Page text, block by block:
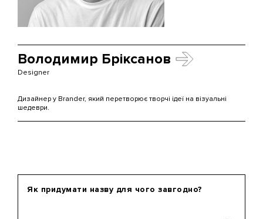
Володимир Бріксанов
Designer
Дизайнер у Brander, який перетворює творчі ідеї на візуальні
шедеври.
Як придумати назву для чого завгодно?